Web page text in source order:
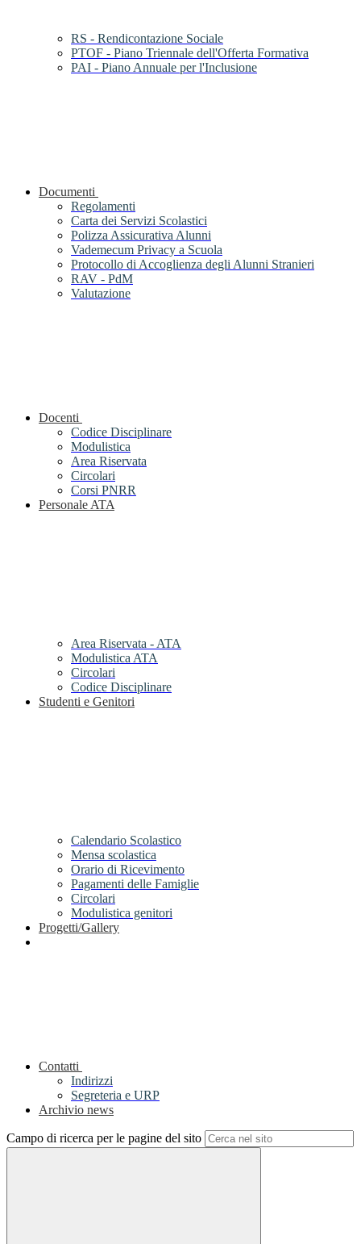
RS - Rendicontazione Sociale
PTOF - Piano Triennale dell'Offerta Formativa
PAI - Piano Annuale per l'Inclusione
Documenti
Regolamenti
Carta dei Servizi Scolastici
Polizza Assicurativa Alunni
Vademecum Privacy a Scuola
Protocollo di Accoglienza degli Alunni Stranieri
RAV - PdM
Valutazione
Docenti
Codice Disciplinare
Modulistica
Area Riservata
Circolari
Corsi PNRR
Personale ATA
Area Riservata - ATA
Modulistica ATA
Circolari
Codice Disciplinare
Studenti e Genitori
Calendario Scolastico
Mensa scolastica
Orario di Ricevimento
Pagamenti delle Famiglie
Circolari
Modulistica genitori
Progetti/Gallery
Contatti
Indirizzi
Segreteria e URP
Archivio news
Campo di ricerca per le pagine del sito